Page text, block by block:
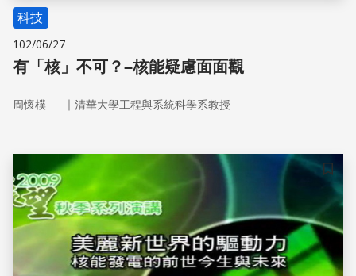
科技
102/06/27
有「核」不可？–核能疑慮面面觀
周懷樸 ｜ 清華大學工程與系統科學系教授
儲存